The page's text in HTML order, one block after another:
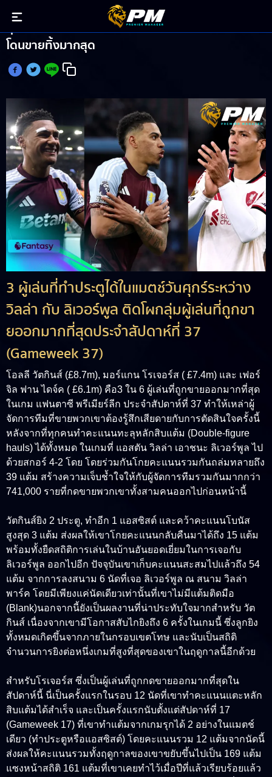
กุนซือFPLเศร้า! โรเจอร์ส-วัตกินส์-ฟาน ไดจ์ค ติดโผ
โดนขายทิ้งมากสุด
3 ผู้เล่นที่ทำประตูได้ในแมตช์วันศุกร์ระหว่าง
วิลล่า กับ ลิเวอร์พูล ติดโผกลุ่มผู้เล่นที่ถูกขา
ยออกมากที่สุดประจำสัปดาห์ที่ 37
(Gameweek 37)
โอลลี วัตกินส์ (£8.7m), มอร์แกน โรเจอร์ส ( £7.4m) และ เฟอร์
จิล ฟาน ไดจ์ค ( £6.1m) คือ3 ใน 6 ผู้เล่นที่ถูกขายออกมากที่สุด
ในเกม แฟนตาซี พรีเมียร์ลีก ประจำสัปดาห์ที่ 37 ทำให้เหล่าผู้
จัดการทีมที่ขายพวกเขาต้องรู้สึกเสียดายกับการตัดสินใจครั้งนี้
หลังจากที่ทุกคนทำคะแนนทะลุหลักสิบแต้ม (Double-figure
hauls) ได้ทั้งหมด ในเกมที่ แอสตัน วิลล่า เอาชนะ ลิเวอร์พูล ไป
ด้วยสกอร์ 4-2 โดย โดยร่วมกันโกยคะแนนรวมกันถล่มทลายถึง
39 แต้ม สร้างความเจ็บช้ำใจให้กับผู้จัดการทีมรวมกันมากกว่า
741,000 รายที่กดขายพวกเขาทั้งสามคนออกไปก่อนหน้านี้
วัตกินส์ยิง 2 ประตู, ทำอีก 1 แอสซิสต์ และคว้าคะแนนโบนัส
สูงสุด 3 แต้ม ส่งผลให้เขาโกยคะแนนกลับคืนมาได้ถึง 15 แต้ม
พร้อมทั้งยืดสถิติการเล่นในบ้านอันยอดเยี่ยมในการเจอกับ
ลิเวอร์พูล ออกไปอีก ปัจจุบันเขาเก็บคะแนนสะสมไปแล้วถึง 54
แต้ม จากการลงสนาม 6 นัดที่เจอ ลิเวอร์พูล ณ สนาม วิลล่า
พาร์ค โดยมีเพียงแค่นัดเดียวเท่านั้นที่เขาไม่มีแต้มติดมือ
(Blank)นอกจากนี้ยังเป็นผลงานที่น่าประทับใจมากสำหรับ วัต
กินส์ เนื่องจากเขามีโอกาสสับไกยิงถึง 6 ครั้งในเกมนี้ ซึ่งลูกยิง
ทั้งหมดเกิดขึ้นจากภายในกรอบเขตโทษ และนับเป็นสถิติ
จำนวนการยิงต่อหนึ่งเกมที่สูงที่สุดของเขาในฤดูกาลนี้อีกด้วย
สำหรับโรเจอร์ส ซึ่งเป็นผู้เล่นที่ถูกกดขายออกมากที่สุดใน
สัปดาห์นี้ นี่เป็นครั้งแรกในรอบ 12 นัดที่เขาทำคะแนนแตะหลัก
สิบแต้มได้สำเร็จ และเป็นครั้งแรกนับตั้งแต่สัปดาห์ที่ 17
(Gameweek 17) ที่เขาทำแต้มจากเกมรุกได้ 2 อย่างในแมตช์
เดียว (ทำประตูหรือแอสซิสต์) โดยคะแนนรวม 12 แต้มจากนัดนี้
ส่งผลให้คะแนนรวมทั้งฤดูกาลของเขาขยับขึ้นไปเป็น 169 แต้ม
แซงหน้าสถิติ 161 แต้มที่เขาเคยทำไว้เมื่อปีที่แล้วเรียบร้อยแล้ว